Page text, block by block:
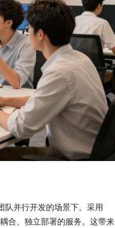
队并行开发的场景下。采用
合、独立部署的服务。这带来